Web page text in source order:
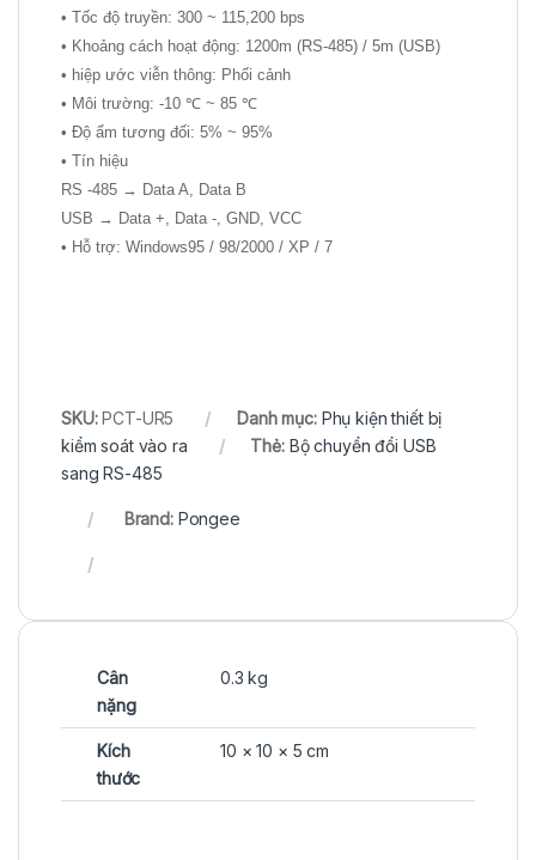
• Tốc độ truyền: 300 ~ 115,200 bps
• Khoảng cách hoạt động: 1200m (RS-485) / 5m (USB)
• hiệp ước viễn thông: Phối cảnh
• Môi trường: -10 ℃ ~ 85 ℃
• Độ ẩm tương đối: 5% ~ 95%
• Tín hiệu
RS -485 → Data A, Data B
USB → Data +, Data -, GND, VCC
• Hỗ trợ: Windows95 / 98/2000 / XP / 7
SKU:PCT-UR5 Danh mục: Phụ kiện thiết bị
kiểm soát vào ra
Thẻ: Bộ chuyển đổi USB
sang RS-485
Brand: Pongee
Cân
nặng
0.3 kg
Kích
thước
10 × 10 × 5 cm